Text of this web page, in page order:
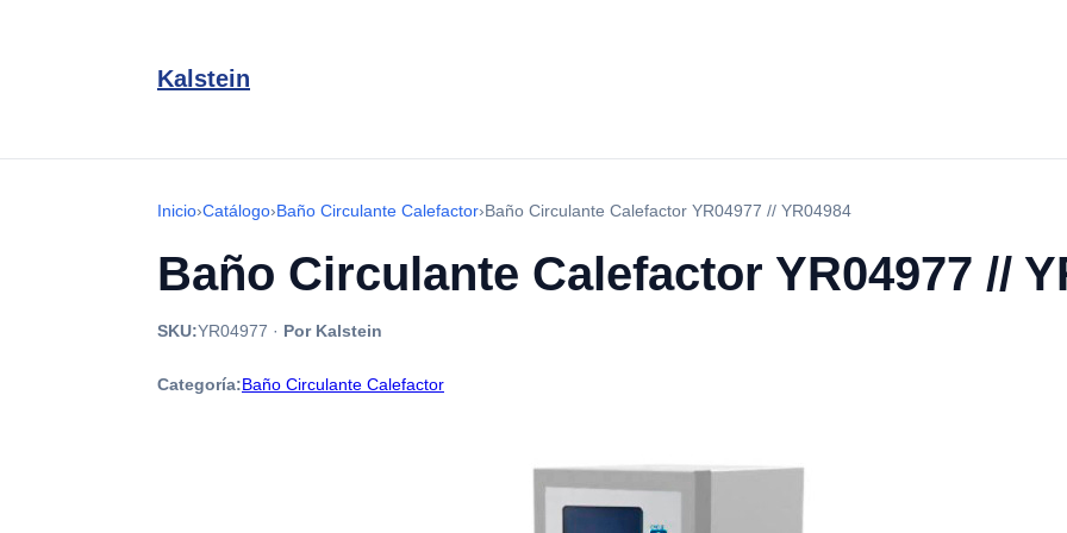
Kalstein
Inicio›Catálogo›Baño Circulante Calefactor›Baño Circulante Calefactor YR04977 // YR04984
Baño Circulante Calefactor YR04977 //
SKU:YR04977 · Por Kalstein
Categoría:Baño Circulante Calefactor